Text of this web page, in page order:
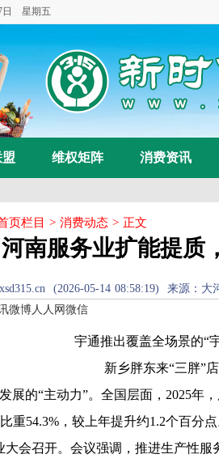
7日 星期五
维权矩阵 消费资讯
页栏目 > 消费动态 > 正文
河南服务业扩能提质
(2026-05-14 08:58:19) 来
微博人人网 微信
宇通推出覆盖全场景的“
新乡胖东来“三胖”
的“主动力”。全国层面，2025年
重54.3%，较上年提升约1.2个百分
召开。会议强调，推进生产性服